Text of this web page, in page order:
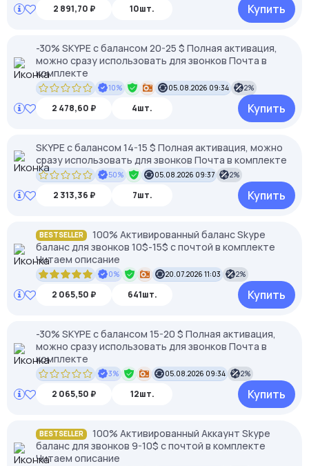
2 891,70 ₽ 10шт. Купить
-30% SKYPE c балансом 20-25 $ Полная активация,
можно сразу использовать для звонков Почта в
комплекте
10% 05.08.2026 09:34 2%
2 478,60 ₽ 4шт. Купить
SKYPE c балансом 14-15 $ Полная активация, можно
сразу использовать для звонков Почта в комплекте
50% 05.08.2026 09:37 2%
2 313,36 ₽ 7шт. Купить
BESTSELLER
100% Активированный баланс Skype
баланс для звонков 10$-15$ с почтой в комплекте
Читаем описание
0% 20.07.2026 11:03 2%
2 065,50 ₽ 641шт. Купить
-30% SKYPE c балансом 15-20 $ Полная активация,
можно сразу использовать для звонков Почта в
комплекте
3% 05.08.2026 09:34 2%
2 065,50 ₽ 12шт. Купить
BESTSELLER
100% Активированный Аккаунт Skype
баланс для звонков 9-10$ с почтой в комплекте
Читаем описание